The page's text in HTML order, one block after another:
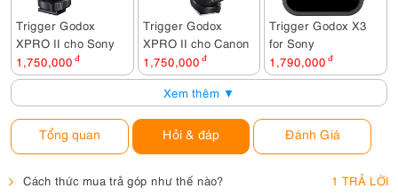
Trigger Godox
XPRO II cho Sony
1,750,000 đ
Trigger Godox
XPRO II cho Canon
1,750,000 đ
Trigger Godox X3
for Sony
1,790,000 đ
Xem thêm ▼
Tổng quan Hỏi & đáp Đánh Giá
Cách thức mua trả góp như thế nào?
1 TRẢ LỜI